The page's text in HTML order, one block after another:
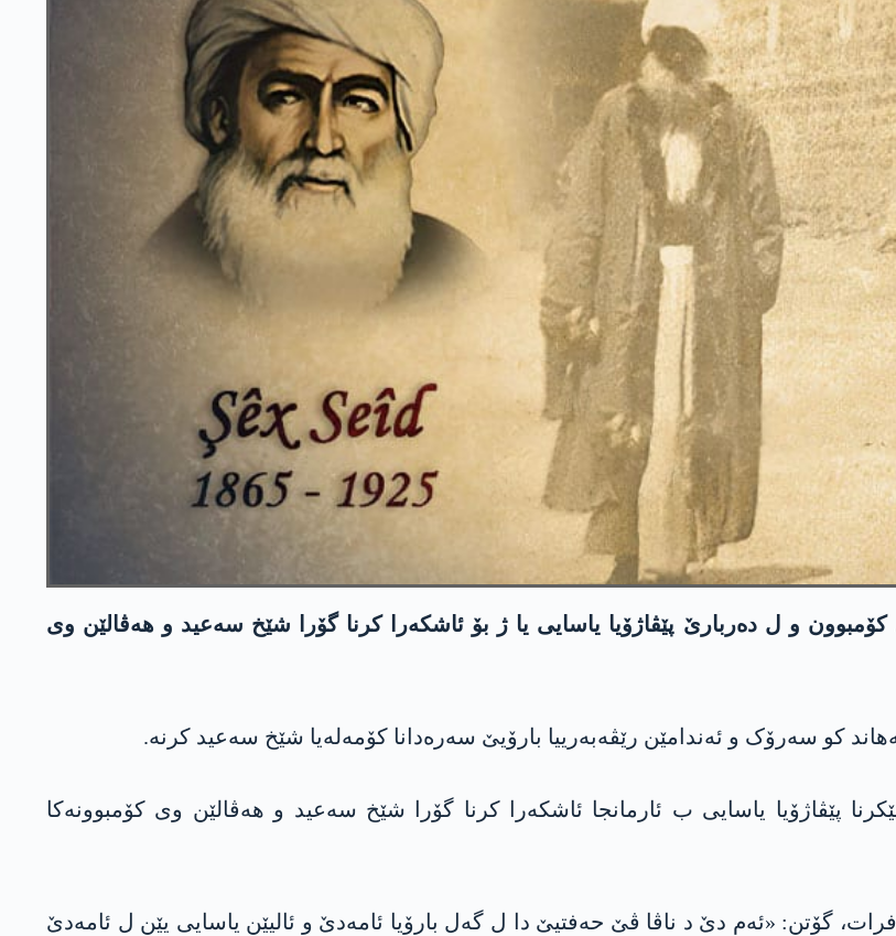
كۆمبوون و ل ده‌ربارێ پێڤاژۆیا یاسایی یا ژ بۆ ئاشکەرا کرنا گۆرا شێخ سه‌عید و هەڤالێن وی
کو سەرۆک و ئەندامێن رێڤەبەرییا بارۆیێ سەره‌دانا کۆمەلەیا شێخ سه‌عید کرنە.
پێڤاژۆیا یاسایی ب ئارمانجا ئاشکەرا کرنا گۆرا شێخ سه‌عید و هەڤالێن وی كۆمبوونه‌كا
گۆتن: «ئەم دێ د ناڤا ڤێ حه‌فتیێ دا ل گەل بارۆیا ئامەدێ و ئالیێن یاسایی یێن ل ئامەدێ